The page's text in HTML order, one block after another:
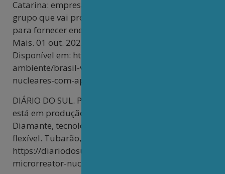
Catarina: empresa do Sul do estado compõe
grupo que vai projetar e desenvolver reatores
para fornecer energia para pequenas cidades. ND
Mais. 01 out. 2025. Acesso em: 01 out. 2025.
Disponível em: https://ndmais.com.br/meio-
ambiente/brasil-vai-fabricar-microrreatores-
nucleares-com-apoio-de-santa-catarina/
DIÁRIO DO SUL. Projeto de microrreator nuclear
está em produção: desenvolvido pelo grupo
Diamante, tecnologia irá gerar energia mais
flexível. Tubarão, 7 nov. 2025. Disponível em:
https://diariodosul.com.br/geral/projeto-de-
microrreator-nuclear-esta-em-producao-71581